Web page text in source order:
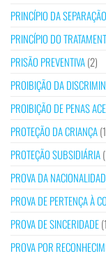
PRINCÍPIO DA
PRINCÍPIO DO
PRISÃO PREVENTIVA(2)
PROIBIÇÃO DA
PROIBIÇÃO DE PENAS
PROTEÇÃO DA CRIANÇA
PROTEÇÃO SUBSIDIÁRIA
PROVA DA
PROVA DE PERTENÇA À
PROVA DE SINCERIDADE
PROVA POR